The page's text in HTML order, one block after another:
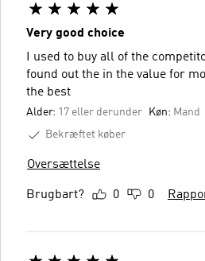
Very good choice
I used to buy all of the
found out the in the value for
the best
Alder: 17 eller derunder Køn: Mand
Bekræftet køber
Oversættelse
Brugbart? 0 0